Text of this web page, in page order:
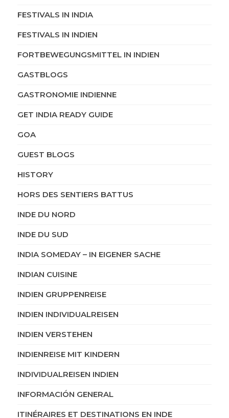
FESTIVALS IN INDIA
FESTIVALS IN INDIEN
FORTBEWEGUNGSMITTEL IN INDIEN
GASTBLOGS
GASTRONOMIE INDIENNE
GET INDIA READY GUIDE
GOA
GUEST BLOGS
HISTORY
HORS DES SENTIERS BATTUS
INDE DU NORD
INDE DU SUD
INDIA SOMEDAY – IN EIGENER SACHE
INDIAN CUISINE
INDIEN GRUPPENREISE
INDIEN INDIVIDUALREISEN
INDIEN VERSTEHEN
INDIENREISE MIT KINDERN
INDIVIDUALREISEN INDIEN
INFORMACIÓN GENERAL
ITINÉRAIRES ET DESTINATIONS EN INDE